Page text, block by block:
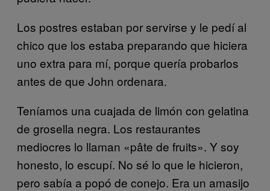
Los postres estaban por servirse y le pedí al
chico que los estaba preparando que hiciera
uno extra para mí, porque quería probarlos
antes de que John ordenara.
Teníamos una cuajada de limón con gelatina
de grosella negra. Los restaurantes
mediocres lo llaman «pâte de fruits». Y soy
honesto, lo escupí. No sé lo que le hicieron,
pero sabía a popó de conejo. Era un amasijo